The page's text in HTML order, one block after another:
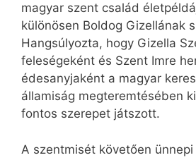
magyar szent család
különösen Boldog Gizellának
Hangsúlyozta, hogy Gizella
feleségeként és Szent Imre
édesanyjaként a magyar
államiság megteremtésében
fontos szerepet játszott.
A szentmisét követően